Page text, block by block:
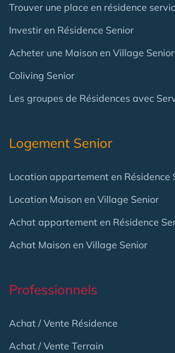
Trouver une place en résidence
Investir en Résidence Senior
Acheter une Maison en Village Senior
Coliving Senior
Les groupes de Résidences avec
Logement Senior
Location appartement en Résidence
Location Maison en Village Senior
Achat appartement en Résidence
Achat Maison en Village Senior
Professionnels
Achat / Vente Résidence
Achat / Vente Terrain